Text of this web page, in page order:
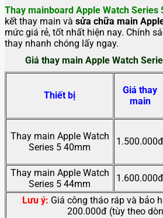
Thay mainboard Apple Watch Series
kết thay main và sửa chữa main
mức giá rẻ, tốt nhất hiện nay. Chính
thay nhanh chóng lấy ngay.
Giá thay main Apple Watch
Thiết bị
Giá thay
main
Thay main Apple Watch
Series 5 40mm
1.500.000đ
Thay main Apple Watch
Series 5 44mm
1.600.000đ
Lưu ý: Giá công tháo ráp và bảo
200.000đ (tùy theo